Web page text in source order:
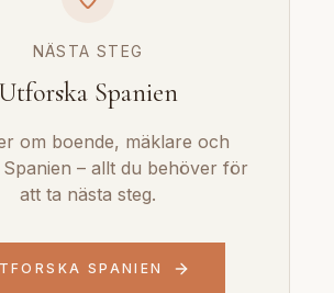
NÄSTA STEG
Utforska Spanien
om boende, mäklare och
– allt du behöver för
att ta nästa steg.
SPANIEN